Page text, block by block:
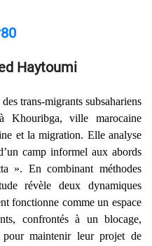
Haytoumi
trans-migrants subsahariens
ville marocaine
et la migration. Elle analyse
camp informel aux abords
». En combinant méthodes
révèle deux dynamiques
fonctionne comme un espace
confrontés à un blocage,
pour maintenir leur projet de